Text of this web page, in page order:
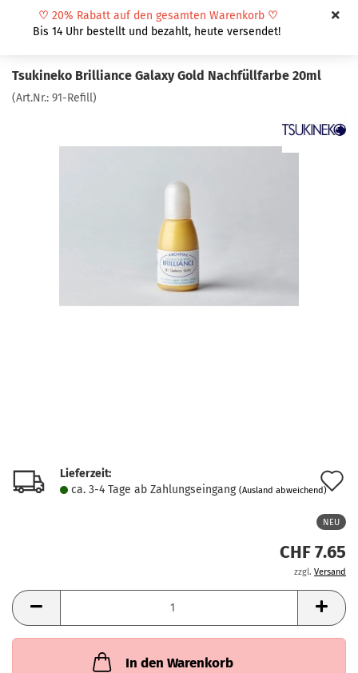
♡ 20% Rabatt auf den gesamten Warenkorb ♡
Bis 14 Uhr bestellt und bezahlt, heute versendet!
Tsukineko Brilliance Galaxy Gold Nachfüllfarbe 20ml
(Art.Nr.: 91-Refill)
Lieferzeit:
ca. 3-4 Tage ab Zahlungseingang (Ausland abweichend)
NEU
CHF 7.65
zzgl. Versand
In den Warenkorb